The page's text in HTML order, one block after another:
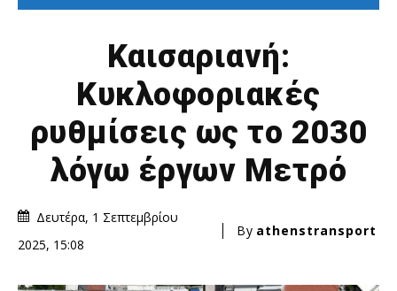
Καισαριανή:
Κυκλοφοριακές
ρυθμίσεις ως το 2030
λόγω έργων Μετρό
Δευτέρα, 1 Σεπτεμβρίου
2025, 15:08
By athenstransport